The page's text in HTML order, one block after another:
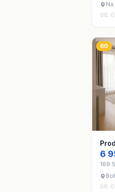
06.
60
6
169
06.